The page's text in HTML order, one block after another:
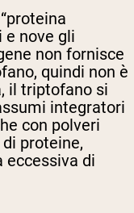
e nove gli
non fornisce
quindi non è
il triptofano si
integratori
con polveri
proteine,
eccessiva di